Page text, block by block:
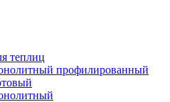
теплиц
профилированный